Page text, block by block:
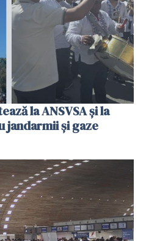
la ANSVSA și la
jandarmii și gaze